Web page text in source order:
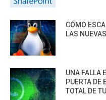
CÓMO
LAS
UNA FALLA
PUERTA DE
TOTAL DE